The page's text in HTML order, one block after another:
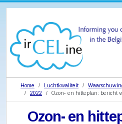
Home Luchtkwaliteit
2022
Ozon- en hitteplan: bericht
Ozon- en